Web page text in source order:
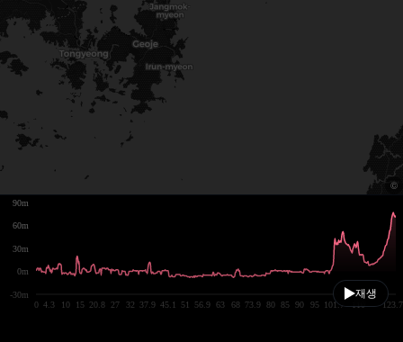
재생
0 4.3 10 15 20.8 27 32 37.9 45.1 51 56.9 63 68 73.9 80 85 90 95 101.7 110 123.7
-30m
0m
30m
60m
90m